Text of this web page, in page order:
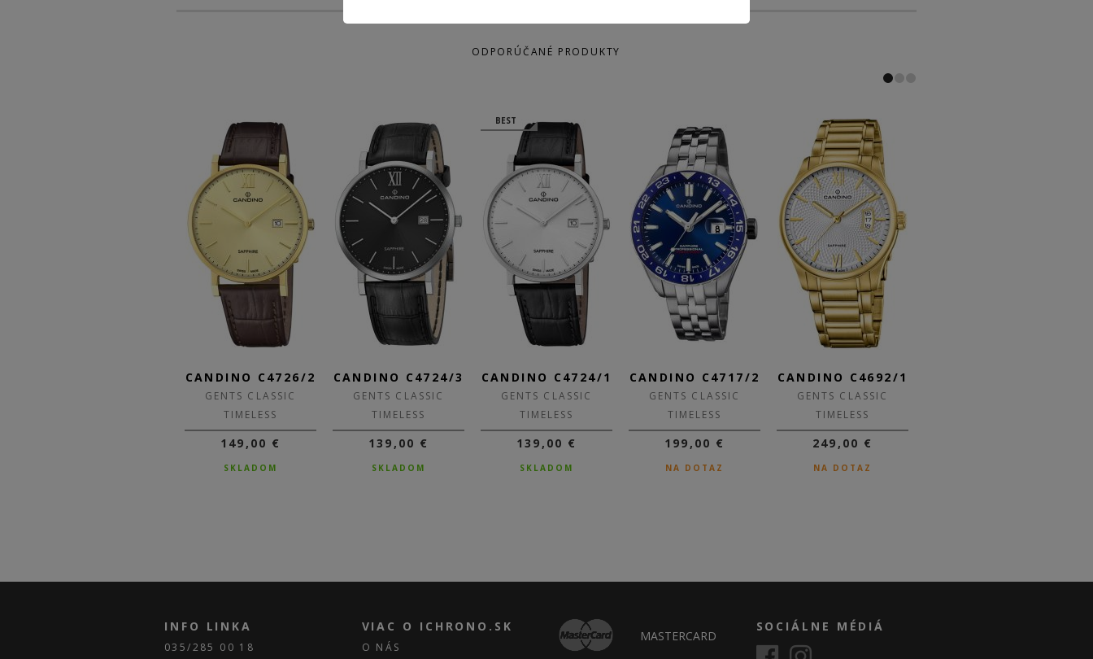
ODPORÚČANÉ PRODUKTY
CANDINO C4726/2
GENTS CLASSIC
TIMELESS
149,00 €
SKLADOM
CANDINO C4724/3
GENTS CLASSIC
TIMELESS
139,00 €
SKLADOM
BEST
CANDINO C4724/1
GENTS CLASSIC
TIMELESS
139,00 €
SKLADOM
CANDINO C4717/2
GENTS CLASSIC
TIMELESS
199,00 €
NA DOTAZ
CANDINO C4692/1
GENTS CLASSIC
TIMELESS
249,00 €
NA DOTAZ
INFO LINKA
035/285 00 18
VIAC O ICHRONO.SK
O NÁS
MASTERCARD
SOCIÁLNE MÉDIÁ